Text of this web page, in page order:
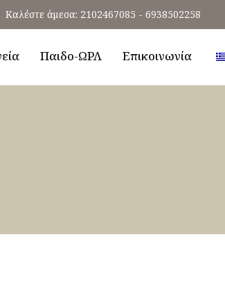
Καλέστε άμεσα: 2102467085 - 6938502258
Παιδο-ΩΡΛ Επικοινωνία